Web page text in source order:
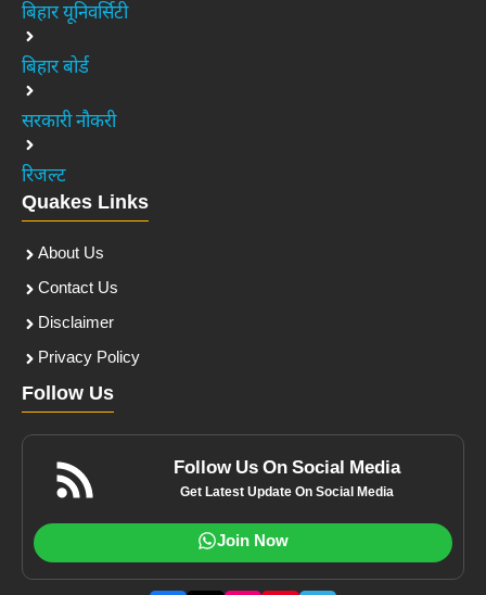
बिहार यूनिवर्सिटी
बिहार बोर्ड
सरकारी नौकरी
रिजल्ट
Quakes Links
About Us
Contact Us
Disclaimer
Privacy Policy
Follow Us
Follow Us On Social Media
Get Latest Update On Social Media
Join Now